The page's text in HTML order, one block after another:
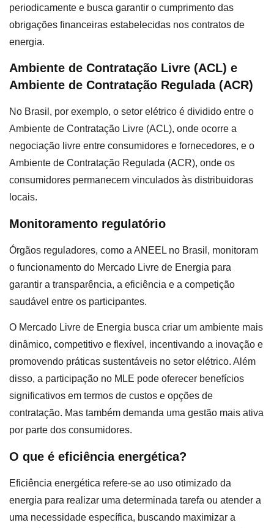
periodicamente e busca garantir o cumprimento das
obrigações financeiras estabelecidas nos contratos de
energia.
Ambiente de Contratação Livre (ACL) e
Ambiente de Contratação Regulada (ACR)
No Brasil, por exemplo, o setor elétrico é dividido entre o
Ambiente de Contratação Livre (ACL), onde ocorre a
negociação livre entre consumidores e fornecedores, e o
Ambiente de Contratação Regulada (ACR), onde os
consumidores permanecem vinculados às distribuidoras
locais.
Monitoramento regulatório
Órgãos reguladores, como a ANEEL no Brasil, monitoram
o funcionamento do Mercado Livre de Energia para
garantir a transparência, a eficiência e a competição
saudável entre os participantes.
O Mercado Livre de Energia busca criar um ambiente mais
dinâmico, competitivo e flexível, incentivando a inovação e
promovendo práticas sustentáveis no setor elétrico. Além
disso, a participação no MLE pode oferecer benefícios
significativos em termos de custos e opções de
contratação. Mas também demanda uma gestão mais ativa
por parte dos consumidores.
O que é eficiência energética?
Eficiência energética refere-se ao uso otimizado da
energia para realizar uma determinada tarefa ou atender a
uma necessidade específica, buscando maximizar a